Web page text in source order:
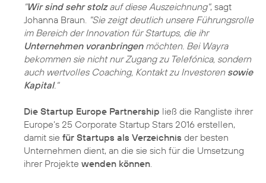
"Wir sind sehr stolzauf diese Auszeichnung", sagt
Johanna Braun. "Sie zeigt deutlich unsere Führungsrolle
im Bereich der Innovation für Startups, die ihr
Unternehmen voranbringenmöchten. Bei Wayra
bekommen sie nicht nur Zugang zu Telefónica, sondern
auch wertvolles Coaching, Kontakt zu Investoren sowie
Kapital."
Die Startup Europe Partnership ließ die Rangliste ihrer
Europe’s 25 Corporate Startup Stars 2016 erstellen,
damit sie für Startups als Verzeichnis der besten
Unternehmen dient, an die sie sich für die Umsetzung
ihrer Projekte wenden können.